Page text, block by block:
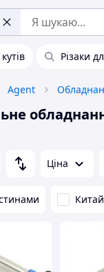
Різаки
Agent
Ціна
Китай